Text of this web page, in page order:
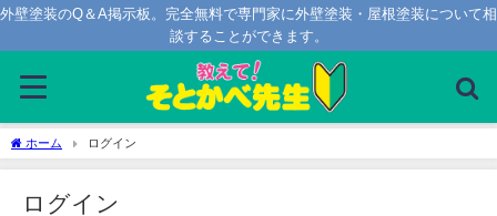
外壁塗装のQ＆A掲示板。完全無料で専門家に外壁塗装・屋根塗装について相
談することができます。
ホーム ログイン
ログイン